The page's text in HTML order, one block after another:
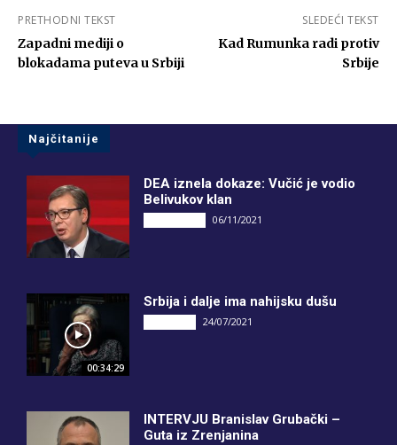
PRETHODNI TEKST
Zapadni mediji o
blokadama puteva u Srbiji
SLEDEĆI TEKST
Kad Rumunka radi protiv
Srbije
Najčitanije
DEA iznela dokaze: Vučić je vodio
Belivukov klan
06/11/2021
00:34:29
Srbija i dalje ima nahijsku dušu
24/07/2021
INTERVJU Branislav Grubački –
Guta iz Zrenjanina